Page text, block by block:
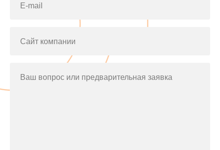
E-mail
Сайт компании
Ваш вопрос или предварительная заявка